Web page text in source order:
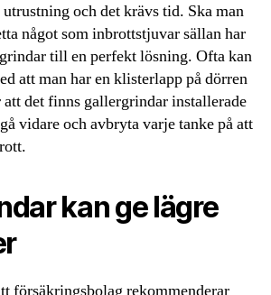
och det krävs tid. Ska man
något som inbrottstjuvar sällan har
till en perfekt lösning. Ofta kan
att man har en klisterlapp på dörren
att det finns gallergrindar installerade
vidare och avbryta varje tanke på att
kan ge lägre